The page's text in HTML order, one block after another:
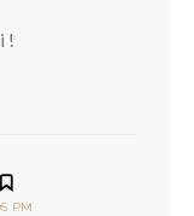
!
dit :
PM